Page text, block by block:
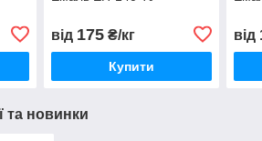
від 175₴/кг
Купити
від
та новинки